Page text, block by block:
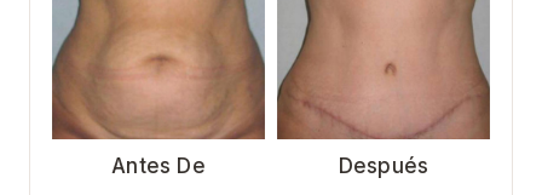
Antes De
Después